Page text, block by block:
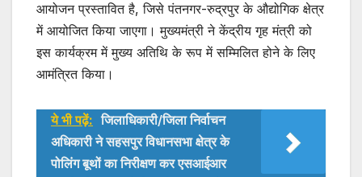
आयोजन प्रस्तावित है, जिसे पंतनगर-रुद्रपुर के औद्योगिक क्षेत्र
में आयोजित किया जाएगा। मुख्यमंत्री ने केंद्रीय गृह मंत्री को
इस कार्यक्रम में मुख्य अतिथि के रूप में सम्मिलित होने के लिए
आमंत्रित किया।
ये भी पढ़ें: जिलाधिकारी/जिला निर्वाचन
अधिकारी ने सहसपुर विधानसभा क्षेत्र के
पोलिंग बूथों का निरीक्षण कर एसआईआर